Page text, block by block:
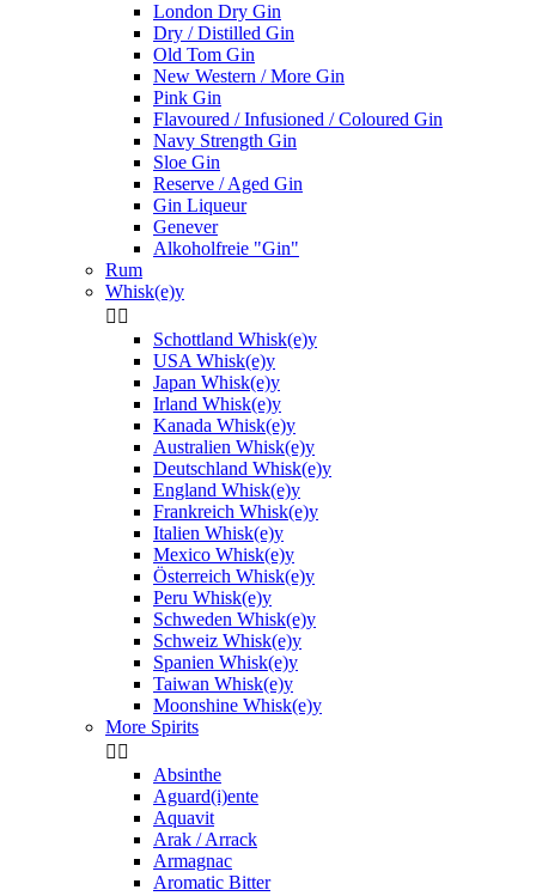
London Dry Gin
Dry / Distilled Gin
Old Tom Gin
New Western / More Gin
Pink Gin
Flavoured / Infusioned / Coloured Gin
Navy Strength Gin
Sloe Gin
Reserve / Aged Gin
Gin Liqueur
Genever
Alkoholfreie "Gin"
Rum
Whisk(e)y
 
Schottland Whisk(e)y
USA Whisk(e)y
Japan Whisk(e)y
Irland Whisk(e)y
Kanada Whisk(e)y
Australien Whisk(e)y
Deutschland Whisk(e)y
England Whisk(e)y
Frankreich Whisk(e)y
Italien Whisk(e)y
Mexico Whisk(e)y
Österreich Whisk(e)y
Peru Whisk(e)y
Schweden Whisk(e)y
Schweiz Whisk(e)y
Spanien Whisk(e)y
Taiwan Whisk(e)y
Moonshine Whisk(e)y
More Spirits
 
Absinthe
Aguard(i)ente
Aquavit
Arak / Arrack
Armagnac
Aromatic Bitter